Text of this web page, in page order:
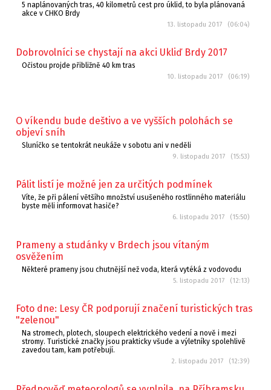
5 naplánovaných tras, 40 kilometrů cest pro úklid, to byla plánovaná
akce v CHKO Brdy
13. listopadu 2017 (06:04)
Dobrovolníci se chystají na akci Ukliď Brdy 2017
Očistou projde přibližně 40 km tras
10. listopadu 2017 (06:19)
O víkendu bude deštivo a ve vyšších polohách se
objeví sníh
Sluníčko se tentokrát neukáže v sobotu ani v neděli
9. listopadu 2017 (15:53)
Pálit listí je možné jen za určitých podmínek
Víte, že při pálení většího množství usušeného rostlinného materiálu
byste měli informovat hasiče?
6. listopadu 2017 (15:50)
Prameny a studánky v Brdech jsou vítaným
osvěžením
Některé prameny jsou chutnější než voda, která vytéká z vodovodu
5. listopadu 2017 (12:13)
Foto dne: Lesy ČR podporují značení turistických tras
"zelenou"
Na stromech, plotech, sloupech elektrického vedení a nově i mezi
stromy. Turistické značky jsou prakticky všude a výletníky spolehlivě
zavedou tam, kam potřebují.
2. listopadu 2017 (12:39)